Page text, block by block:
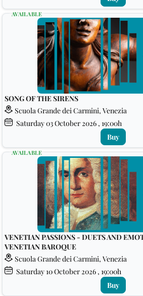
SONG OF THE SIRENS
Scuola Grande dei Carmini, Venezia
Saturday03October 2026 , 19:00h
AVAILABLE
Buy
VENETIAN PASSIONS - DUETS AND
VENETIAN BAROQUE
Scuola Grande dei Carmini, Venezia
Saturday10October 2026 , 19:00h
AVAILABLE
Buy